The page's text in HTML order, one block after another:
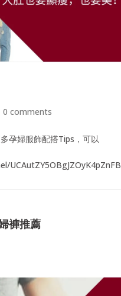
0 comments
孕婦服飾配搭Tips，可以
褲推薦